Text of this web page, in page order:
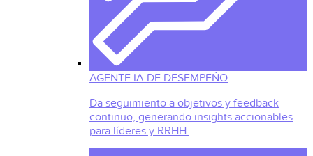
AGENTE IA DE DESEMPEÑO
Da seguimiento a objetivos y feedback
continuo, generando insights accionables
para líderes y RRHH.